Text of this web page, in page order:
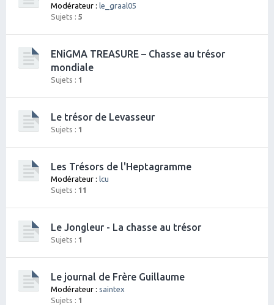
Modérateur : le_graal05
Sujets : 5
ENiGMA TREASURE – Chasse au trésor
mondiale
Sujets : 1
Le trésor de Levasseur
Sujets : 1
Les Trésors de l'Heptagramme
Modérateur : lcu
Sujets : 11
Le Jongleur - La chasse au trésor
Sujets : 1
Le journal de Frère Guillaume
Modérateur : saintex
Sujets : 1